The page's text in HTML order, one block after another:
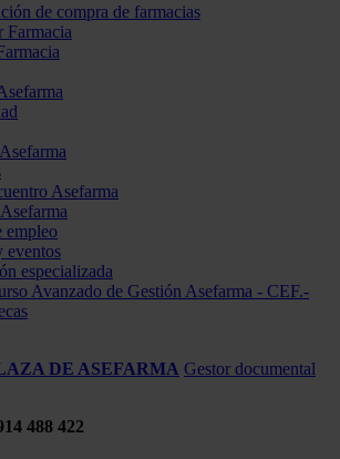
de compra de farmacias
Farmacia
Asefarma
empleo
eventos
especializada
Avanzado de Gestión Asefarma - CEF.-
DE ASEFARMA Gestor documental
488 422